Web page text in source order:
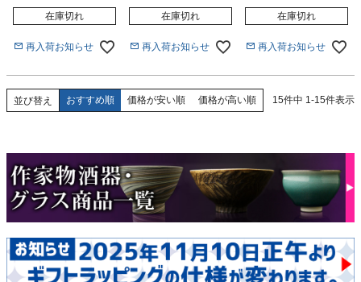
在庫切れ
再入荷お知らせ
在庫切れ
再入荷お知らせ
在庫切れ
再入荷お知らせ
並び替え おすすめ順 価格が安い順 価格が高い順 15件中 1-15件表示